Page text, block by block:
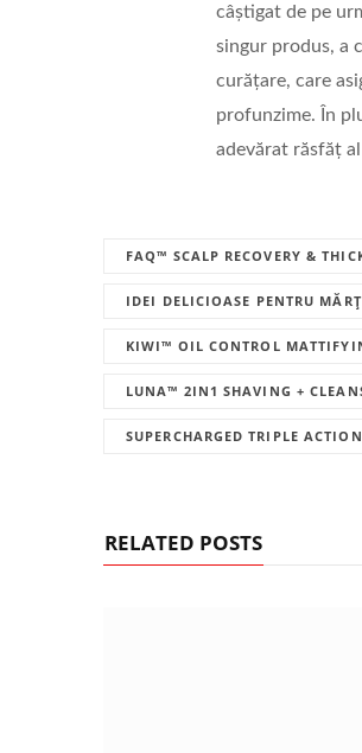
câștigat de pe
singur produs, a
curățare, care
profunzime. În
adevărat răsfăț
FAQ™ SCALP RECOVERY &
IDEI DELICIOASE PENTRU
KIWI™ OIL CONTROL
LUNA™ 2IN1 SHAVING +
SUPERCHARGED TRIPLE ACTION
RELATED POSTS